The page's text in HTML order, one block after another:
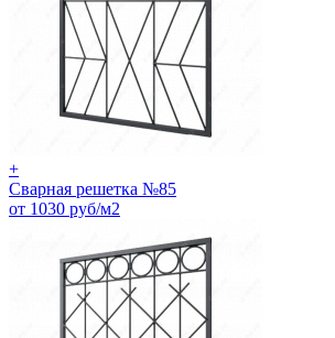
+
Сварная решетка №85
от 1030 руб/м2